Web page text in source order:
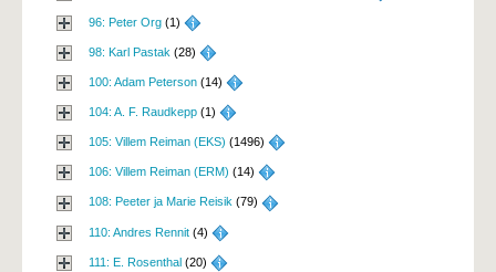
96: Peter Org (1)
98: Karl Pastak (28)
100: Adam Peterson (14)
104: A. F. Raudkepp (1)
105: Villem Reiman (EKS) (1496)
106: Villem Reiman (ERM) (14)
108: Peeter ja Marie Reisik (79)
110: Andres Rennit (4)
111: E. Rosenthal (20)